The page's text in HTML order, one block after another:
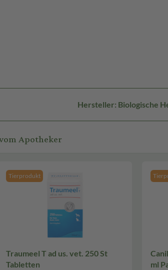
Hersteller: Biologische
Apotheker
Tierprodukt
Traumeel T ad us. vet. 250 St
Tabletten
ml